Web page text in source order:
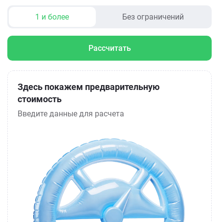
1 и более Без ограничений
Рассчитать
Здесь покажем предварительную
стоимость
Введите данные для расчета